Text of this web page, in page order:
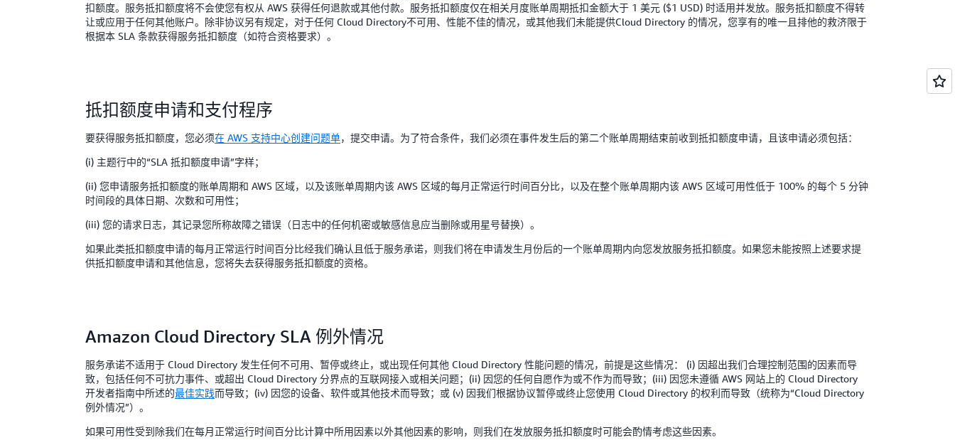
扣额度。服务抵扣额度将不会使您有权从 AWS 获得任何退款或其他付款。服务抵扣额度仅在相关月度账单周期抵扣金额大于 1 美元 ($1 USD) 时适用并发放。服务抵扣额度不得转
让或应用于任何其他账户。除非协议另有规定，对于任何 Cloud Directory不可用、性能不佳的情况，或其他我们未能提供Cloud Directory 的情况，您享有的唯一且排他的救济限于
根据本 SLA 条款获得服务抵扣额度（如符合资格要求）。
抵扣额度申请和支付程序
要获得服务抵扣额度，您必须在 AWS 支持中心创建问题单，提交申请。为了符合条件，我们必须在事件发生后的第二个账单周期结束前收到抵扣额度申请，且该申请必须包括：
(i) 主题行中的“SLA 抵扣额度申请”字样；
(ii) 您申请服务抵扣额度的账单周期和 AWS 区域，以及该账单周期内该 AWS 区域的每月正常运行时间百分比，以及在整个账单周期内该 AWS 区域可用性低于 100% 的每个 5 分钟
时间段的具体日期、次数和可用性；
(iii) 您的请求日志，其记录您所称故障之错误（日志中的任何机密或敏感信息应当删除或用星号替换）。
如果此类抵扣额度申请的每月正常运行时间百分比经我们确认且低于服务承诺，则我们将在申请发生月份后的一个账单周期内向您发放服务抵扣额度。如果您未能按照上述要求提
供抵扣额度申请和其他信息，您将失去获得服务抵扣额度的资格。
Amazon Cloud Directory SLA 例外情况
服务承诺不适用于 Cloud Directory 发生任何不可用、暂停或终止，或出现任何其他 Cloud Directory 性能问题的情况，前提是这些情况： (i) 因超出我们合理控制范围的因素而导
致，包括任何不可抗力事件、或超出 Cloud Directory 分界点的互联网接入或相关问题；(ii) 因您的任何自愿作为或不作为而导致；(iii) 因您未遵循 AWS 网站上的 Cloud Directory
开发者指南中所述的最佳实践而导致；(iv) 因您的设备、软件或其他技术而导致；或 (v) 因我们根据协议暂停或终止您使用 Cloud Directory 的权利而导致（统称为“Cloud Directory
例外情况”）。
如果可用性受到除我们在每月正常运行时间百分比计算中所用因素以外其他因素的影响，则我们在发放服务抵扣额度时可能会酌情考虑这些因素。